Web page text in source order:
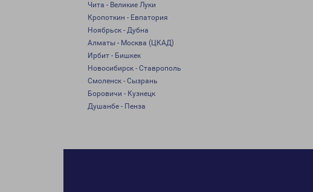
Чита - Великие Луки
Кропоткин - Евпатория
Ноябрьск - Дубна
Алматы - Москва (ЦКАД)
Ирбит - Бишкек
Новосибирск - Ставрополь
Смоленск - Сызрань
Боровичи - Кузнецк
Душанбе - Пенза